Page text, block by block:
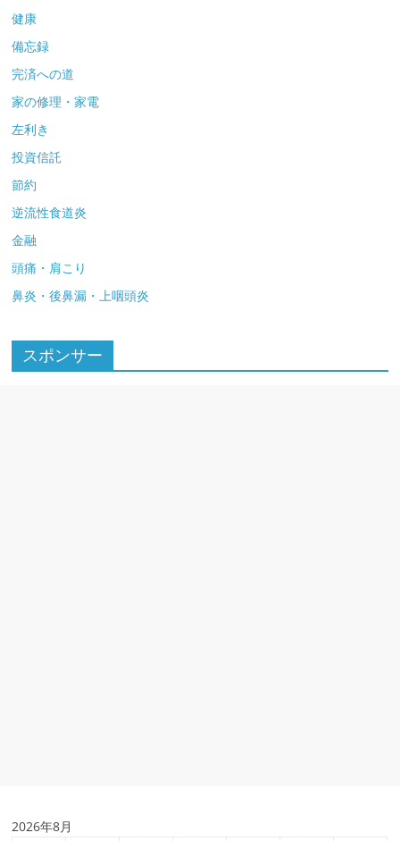
健康
備忘録
完済への道
家の修理・家電
左利き
投資信託
節約
逆流性食道炎
金融
頭痛・肩こり
鼻炎・後鼻漏・上咽頭炎
スポンサー
2026年8月